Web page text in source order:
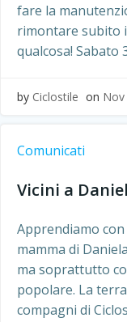
fare la
rimontare subito
qualcosa! Sabato
by Ciclostile on Nov
Comunicati
Vicini a
Apprendiamo
mamma di
ma soprattutto
popolare. La
compagni di